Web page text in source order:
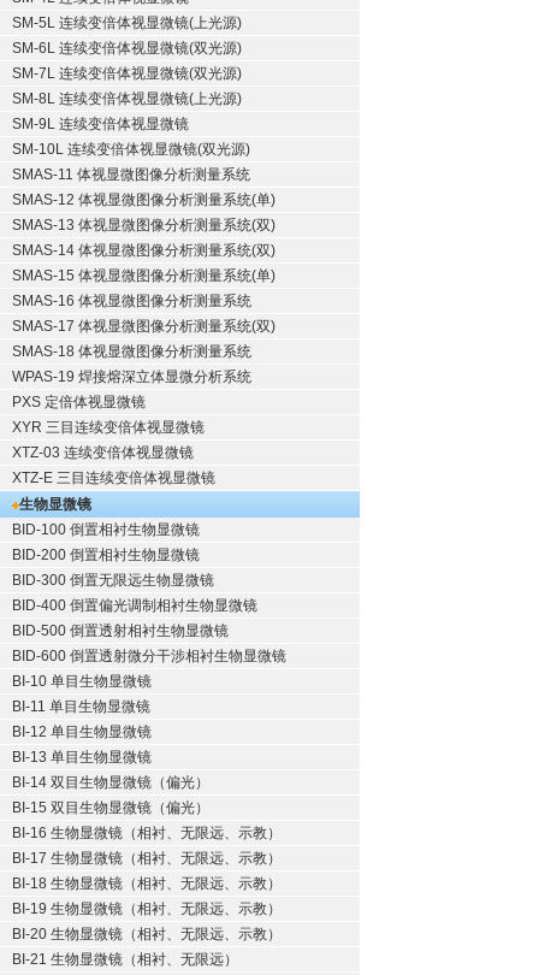
SM-5L 连续变倍体视显微镜(上光源)
SM-6L 连续变倍体视显微镜(双光源)
SM-7L 连续变倍体视显微镜(双光源)
SM-8L 连续变倍体视显微镜(上光源)
SM-9L 连续变倍体视显微镜
SM-10L 连续变倍体视显微镜(双光源)
SMAS-11 体视显微图像分析测量系统
SMAS-12 体视显微图像分析测量系统(单)
SMAS-13 体视显微图像分析测量系统(双)
SMAS-14 体视显微图像分析测量系统(双)
SMAS-15 体视显微图像分析测量系统(单)
SMAS-16 体视显微图像分析测量系统
SMAS-17 体视显微图像分析测量系统(双)
SMAS-18 体视显微图像分析测量系统
WPAS-19 焊接熔深立体显微分析系统
PXS 定倍体视显微镜
XYR 三目连续变倍体视显微镜
XTZ-03 连续变倍体视显微镜
XTZ-E 三目连续变倍体视显微镜
生物显微镜
BID-100 倒置相衬生物显微镜
BID-200 倒置相衬生物显微镜
BID-300 倒置无限远生物显微镜
BID-400 倒置偏光调制相衬生物显微镜
BID-500 倒置透射相衬生物显微镜
BID-600 倒置透射微分干涉相衬生物显微镜
BI-10 单目生物显微镜
BI-11 单目生物显微镜
BI-12 单目生物显微镜
BI-13 单目生物显微镜
BI-14 双目生物显微镜（偏光）
BI-15 双目生物显微镜（偏光）
BI-16 生物显微镜（相衬、无限远、示教）
BI-17 生物显微镜（相衬、无限远、示教）
BI-18 生物显微镜（相衬、无限远、示教）
BI-19 生物显微镜（相衬、无限远、示教）
BI-20 生物显微镜（相衬、无限远、示教）
BI-21 生物显微镜（相衬、无限远）